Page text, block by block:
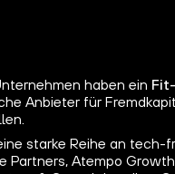
haben ein
Anbieter für
starke Reihe an tech-
Partners, Atempo